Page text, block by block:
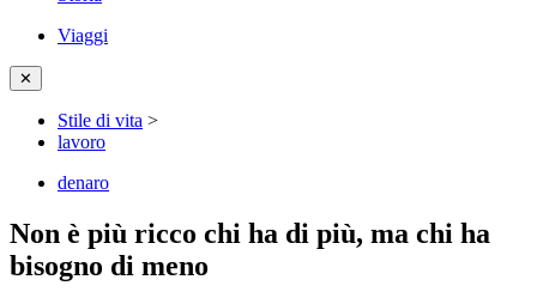
Viaggi
✕
Stile di vita >
lavoro
denaro
Non è più ricco chi ha di più, ma chi ha
bisogno di meno